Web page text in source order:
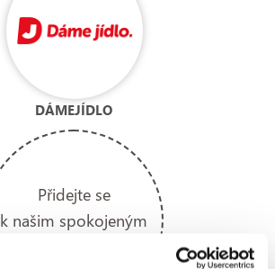
DÁMEJÍDLO
Přidejte se
k našim spokojeným